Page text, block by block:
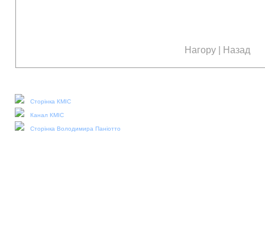
Нагору | Назад
Сторінка КМІС
Канал КМІС
Сторінка Володимира Паніотто